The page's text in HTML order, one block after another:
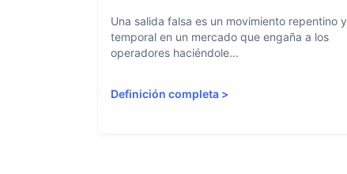
Una salida falsa es un movimiento repentino y
temporal en un mercado que engaña a los
operadores haciéndole...
Definición completa >